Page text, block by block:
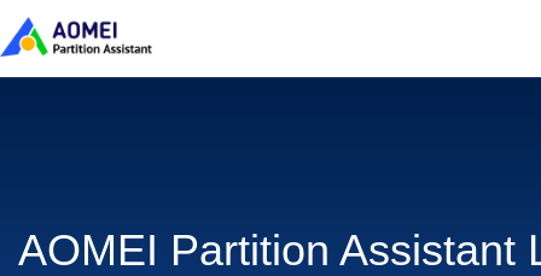
AOMEI Partition Assistant